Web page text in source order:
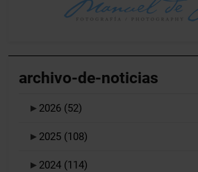
archivo-de-noticias
► 2026 (52)
► 2025 (108)
► 2024 (114)